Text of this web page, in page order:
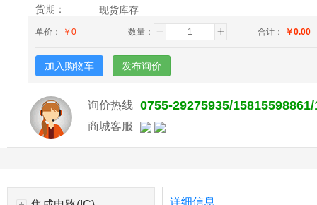
货期： 现货库存
单价： ￥ 0 数量： 合计： ￥0.00
加入购物车 发布询价
询价热线 0755-29275935/
商城客服
详细信息